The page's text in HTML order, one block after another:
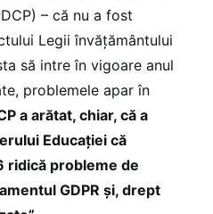
– că nu a fost
Legii învățământului
să intre în vigoare anul
problemele apar în
a arătat, chiar, că a
Educației că
ridică probleme de
GDPR și, drept